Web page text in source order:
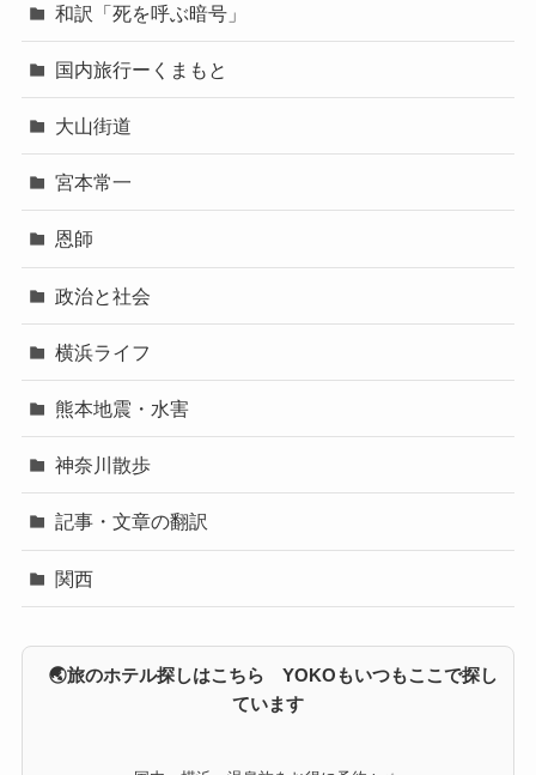
和訳「死を呼ぶ暗号」
国内旅行ーくまもと
大山街道
宮本常一
恩師
政治と社会
横浜ライフ
熊本地震・水害
神奈川散歩
記事・文章の翻訳
関西
🌏旅のホテル探しはこちら YOKOもいつもここで探し
ています